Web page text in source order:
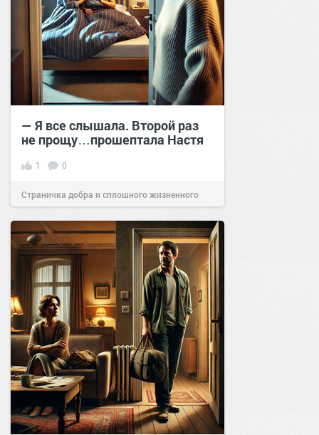
— Я все слышала. Второй раз
не прощу…прошептала Настя
1 0
Страничка добра и сплошного жизненного
позитива!14:2208 окт 2024